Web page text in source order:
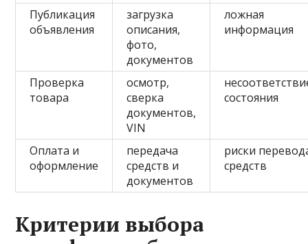
Публикация
объявления
загрузка
описания,
фото,
документов
ложная
информация
Проверка
товара
осмотр,
сверка
документов,
VIN
состояния
Оплата и
оформление
передача
средств и
документов
риски
средств
Критерии выбора